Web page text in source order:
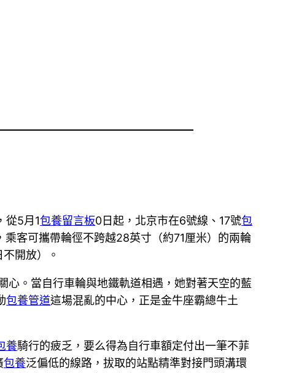
從5月1包養留言板0日起，北京市在6號線、17號包
乘客可攜帶輪徑不跨越28英寸（約71厘米）的兩輪
開放）。
心。當自行車輪與地鐵軌道相遇，她對著天空的藍
包養管道這場混亂的中心，正是金牛座霸總牛土
養騎行的疲乏，要么得為自行車額定付出一筆不菲
包養泛偏低的線路，拔取的站點精準對接門頭溝環